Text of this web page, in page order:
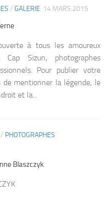
/ GALERIE 14 MARS 2015
à tous les amoureux
Sizun, photographes
Pour publier votre
de mentionner la légende, le
et la...
/ PHOTOGRAPHES
Blaszczyk